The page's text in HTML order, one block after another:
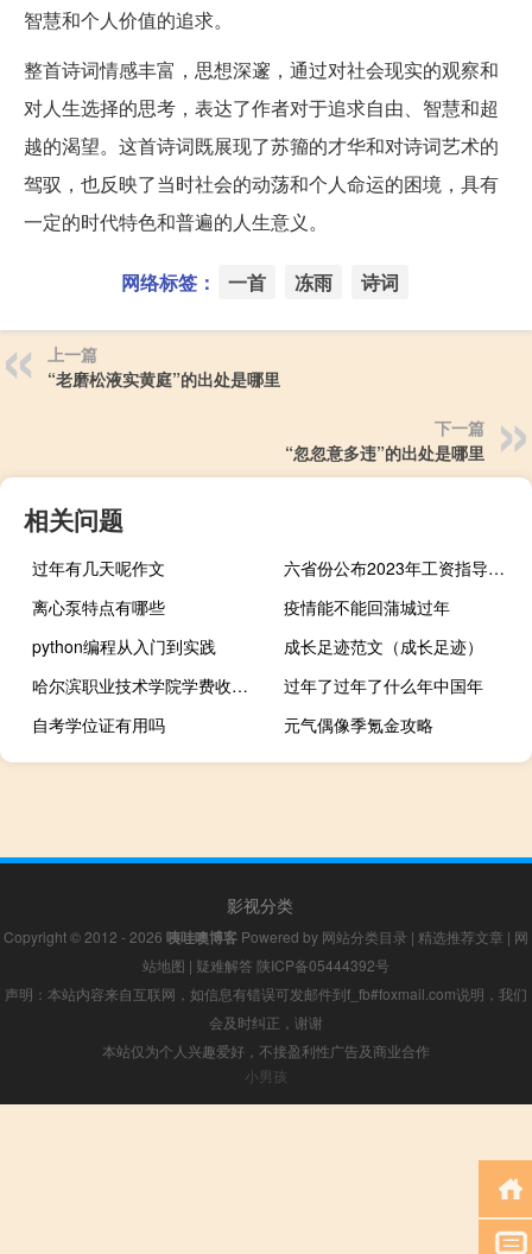
智慧和个人价值的追求。
整首诗词情感丰富，思想深邃，通过对社会现实的观察和
对人生选择的思考，表达了作者对于追求自由、智慧和超
越的渴望。这首诗词既展现了苏籀的才华和对诗词艺术的
驾驭，也反映了当时社会的动荡和个人命运的困境，具有
一定的时代特色和普遍的人生意义。
网络标签： 一首 冻雨 诗词
上一篇
“老磨松液实黄庭”的出处是哪里
下一篇
“忽忽意多违”的出处是哪里
相关问题
过年有几天呢作文
六省份公布2023年工资指导线 两地已在路上
离心泵特点有哪些
疫情能不能回蒲城过年
python编程从入门到实践
成长足迹范文（成长足迹）
哈尔滨职业技术学院学费收费标准
过年了过年了什么年中国年
自考学位证有用吗
元气偶像季氪金攻略
影视分类
Copyright © 2012 - 2026 咦哇噢博客 Powered by 网站分类目录 | 精选推荐文章 | 网
站地图 | 疑难解答 陕ICP备05444392号
声明：本站内容来自互联网，如信息有错误可发邮件到f_fb#foxmail.com说明，我们
会及时纠正，谢谢
本站仅为个人兴趣爱好，不接盈利性广告及商业合作
小男孩